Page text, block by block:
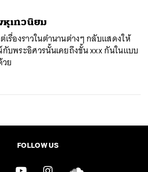
หุเทวนิยม
เรื่องราวในตำนานต่างๆ กลับแสดงให้
บพระอิศวรนั้นเคยถึงขั้น xxx กันในแบบ
ย
FOLLOW US